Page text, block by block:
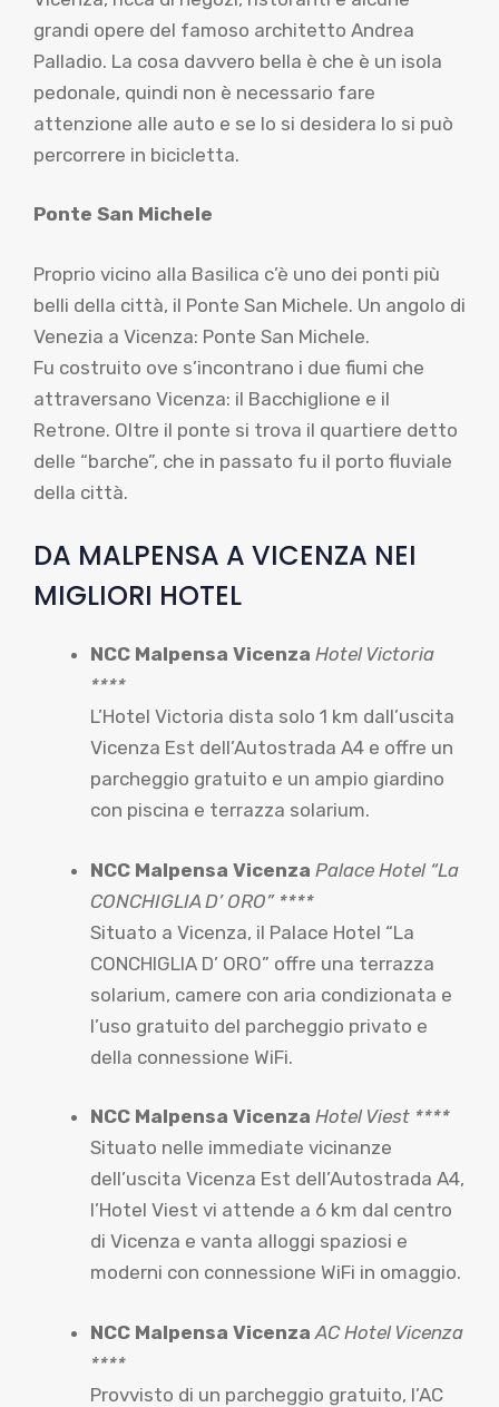
grandi opere del famoso architetto Andrea
Palladio. La cosa davvero bella è che è un isola
pedonale, quindi non è necessario fare
attenzione alle auto e se lo si desidera lo si può
percorrere in bicicletta.
Ponte San Michele
Proprio vicino alla Basilica c’è uno dei ponti più
belli della città, il Ponte San Michele. Un angolo di
Venezia a Vicenza: Ponte San Michele.
Fu costruito ove s’incontrano i due fiumi che
attraversano Vicenza: il Bacchiglione e il
Retrone. Oltre il ponte si trova il quartiere detto
delle “barche”, che in passato fu il porto fluviale
della città.
DA MALPENSA A VICENZA NEI
MIGLIORI HOTEL
NCC Malpensa Vicenza Hotel Victoria
****
L’Hotel Victoria dista solo 1 km dall’uscita
Vicenza Est dell’Autostrada A4 e offre un
parcheggio gratuito e un ampio giardino
con piscina e terrazza solarium.
NCC Malpensa Vicenza Palace Hotel “La
CONCHIGLIA D’ ORO” ****
Situato a Vicenza, il Palace Hotel “La
CONCHIGLIA D’ ORO” offre una terrazza
solarium, camere con aria condizionata e
l’uso gratuito del parcheggio privato e
della connessione WiFi.
NCC Malpensa Vicenza Hotel Viest ****
Situato nelle immediate vicinanze
dell’uscita Vicenza Est dell’Autostrada A4,
l’Hotel Viest vi attende a 6 km dal centro
di Vicenza e vanta alloggi spaziosi e
moderni con connessione WiFi in omaggio.
NCC Malpensa Vicenza AC Hotel Vicenza
****
Provvisto di un parcheggio gratuito, l’AC